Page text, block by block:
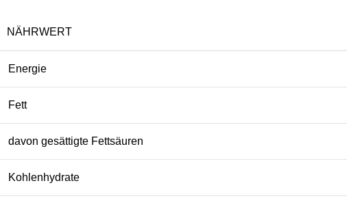
NÄHRWERT
Energie
Fett
davon gesättigte Fettsäuren
Kohlenhydrate